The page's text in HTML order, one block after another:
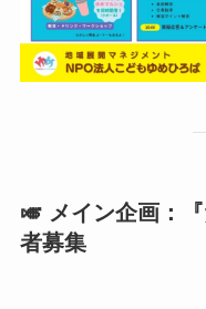
🎺 メイン企画：
者募集